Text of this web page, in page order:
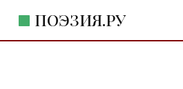
ПОЭЗИЯ.РУ